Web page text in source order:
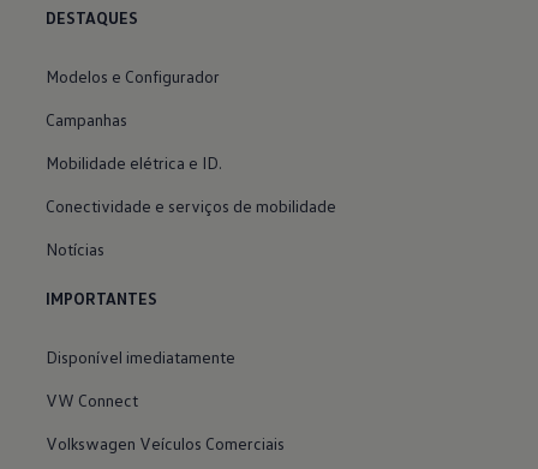
DESTAQUES
Modelos e Configurador
Campanhas
Mobilidade elétrica e ID.
Conectividade e serviços de mobilidade
Notícias
IMPORTANTES
Disponível imediatamente
VW Connect
Volkswagen Veículos Comerciais